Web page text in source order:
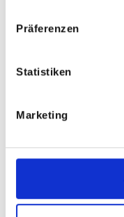
Präferenzen
Statistiken
Marketing